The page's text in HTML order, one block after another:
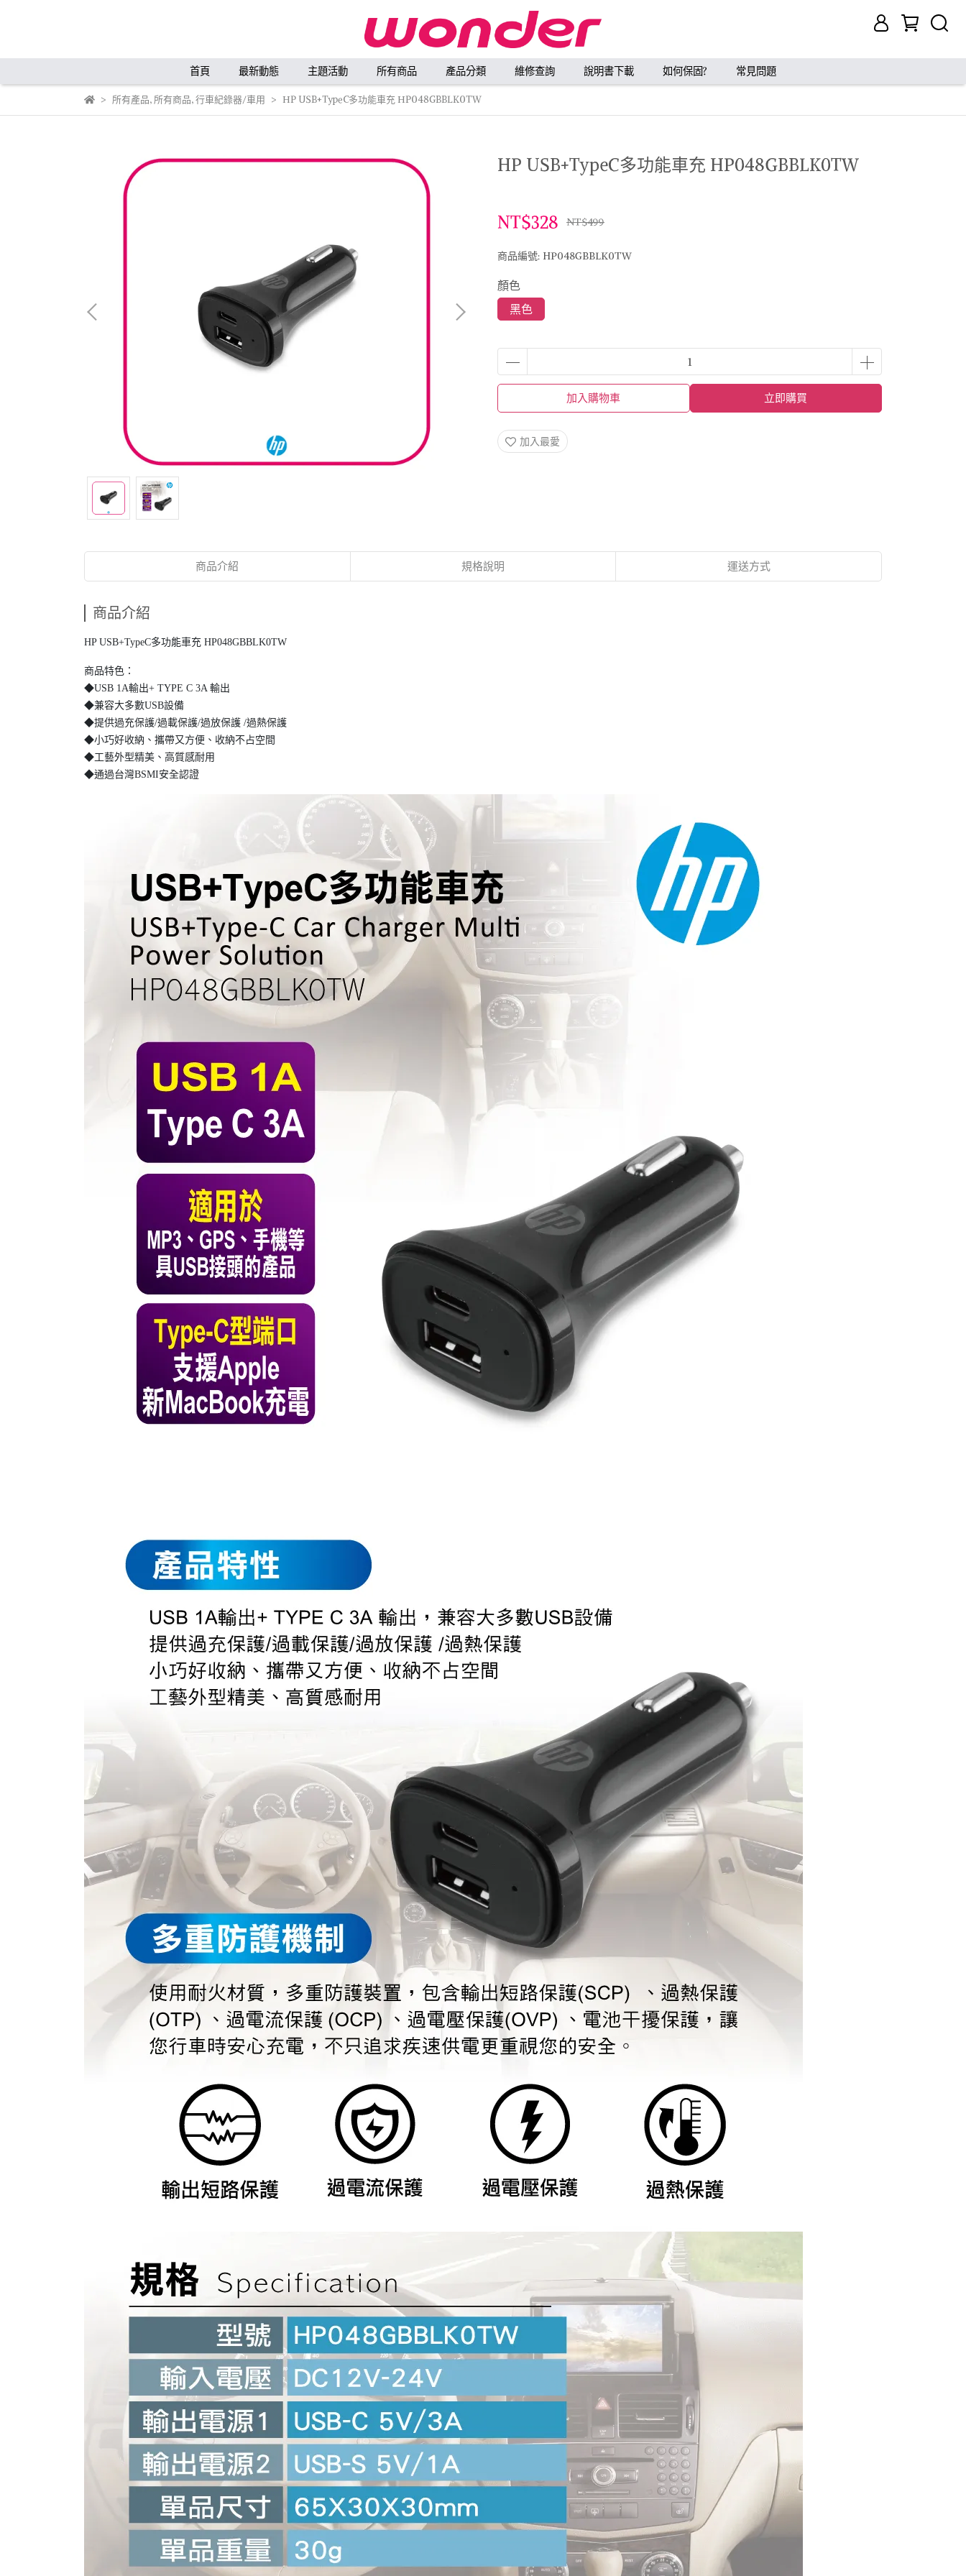
首頁 最新動態 主題活動 所有商品 產品分類 維修查詢 說明書下載 如何保固? 常見問題
所有產品, 所有商品,行車紀錄器/車用 HP USB+TypeC多功能車充 HP048GBBLK0TW
HP USB+TypeC多功能車充 HP048GBBLK0TW
NT$328 NT$499
商品編號: HP048GBBLK0TW
顏色
黑色
加入購物車 立即購買
加入最愛
商品介紹 規格說明 運送方式
商品介紹
HP USB+TypeC多功能車充 HP048GBBLK0TW
商品特色：
◆USB 1A輸出+ TYPE C 3A 輸出
◆兼容大多數USB設備
◆提供過充保護/過載保護/過放保護 /過熱保護
◆小巧好收納、攜帶又方便、收納不占空間
◆工藝外型精美、高質感耐用
◆通過台灣BSMI安全認證